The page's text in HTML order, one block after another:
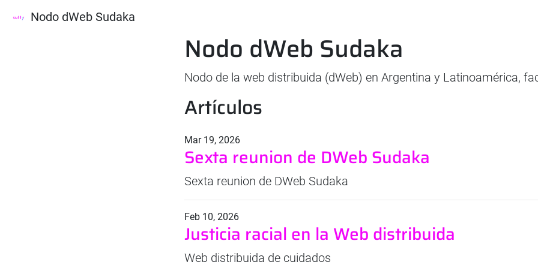
Nodo dWeb Sudaka
Nodo dWeb Sudaka
Nodo de la web distribuida (dWeb) en Argentina y Latinoamérica,
Artículos
Mar 19, 2026
Sexta reunion de DWeb Sudaka
Sexta reunion de DWeb Sudaka
Feb 10, 2026
Justicia racial en la Web distribuida
Web distribuida de cuidados